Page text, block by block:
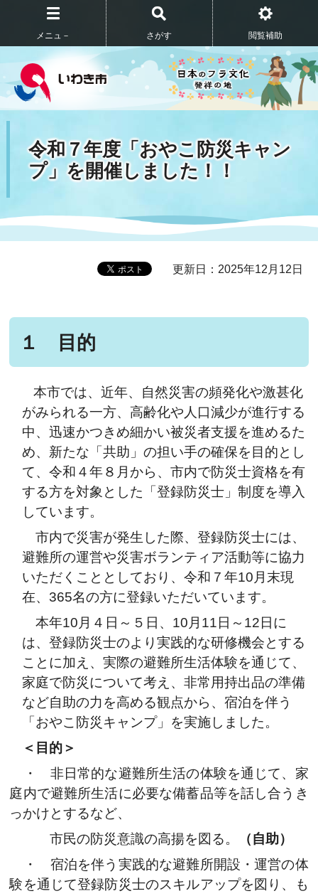
メニュ－ さがす 閲覧補助
令和７年度「おやこ防災キャン
プ」を開催しました！！
更新日：2025年12月12日
１ 目的
本市では、近年、自然災害の頻発化や激甚化
がみられる一方、高齢化や人口減少が進行する
中、迅速かつきめ細かい被災者支援を進めるた
め、新たな「共助」の担い手の確保を目的とし
て、令和４年８月から、市内で防災士資格を有
する方を対象とした「登録防災士」制度を導入
しています。
市内で災害が発生した際、登録防災士には、
避難所の運営や災害ボランティア活動等に協力
いただくこととしており、令和７年10月末現
在、365名の方に登録いただいています。
本年10月４日～５日、10月11日～12日に
は、登録防災士のより実践的な研修機会とする
ことに加え、実際の避難所生活体験を通じて、
家庭で防災について考え、非常用持出品の準備
など自助の力を高める観点から、宿泊を伴う
「おやこ防災キャンプ」を実施しました。
＜目的＞
・ 非日常的な避難所生活の体験を通じて、家
庭内で避難所生活に必要な備蓄品等を話し合うき
っかけとするなど、
市民の防災意識の高揚を図る。
（自助）
・ 宿泊を伴う実践的な避難所開設・運営の体
験を通じて登録防災士のスキルアップを図り、も